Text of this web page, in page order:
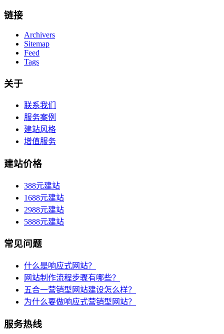
链接
Archivers
Sitemap
Feed
Tags
关于
联系我们
服务案例
建站风格
增值服务
建站价格
388元建站
1688元建站
2988元建站
5888元建站
常见问题
什么是响应式网站？
网站制作流程步骤有哪些？
五合一营销型网站建设怎么样？
为什么要做响应式营销型网站？
服务热线